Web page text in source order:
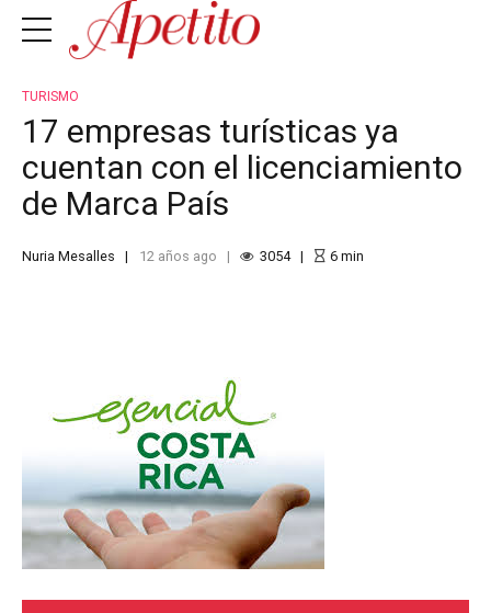
TURISMO
17 empresas turísticas ya
cuentan con el licenciamiento
de Marca País
Nuria Mesalles 12 años ago 3054 6min